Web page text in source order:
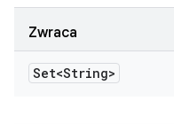
Zwraca
Set<String>